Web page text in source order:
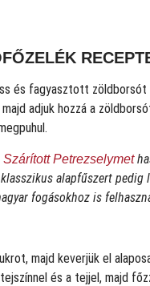
és fagyasztott zöldborsót
adjuk hozzá a
Petrezselymet
alapfűszert pedig
fogásokhoz is
majd keverjük el
és a tejjel, majd